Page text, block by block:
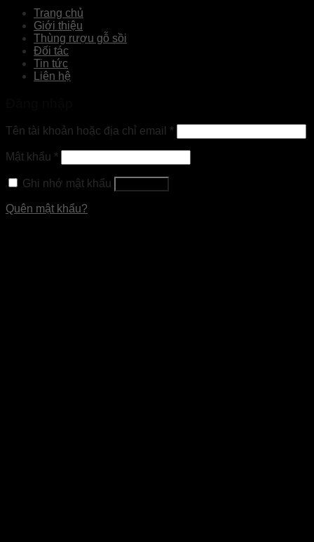
Trang chủ
Giới thiệu
Thùng rượu gỗ sồi
Đối tác
Tin tức
Liên hệ
Tên tài khoản hoặc địa chỉ email *
Mật khẩu *
Ghi nhớ mật khẩu
Quên mật khẩu?